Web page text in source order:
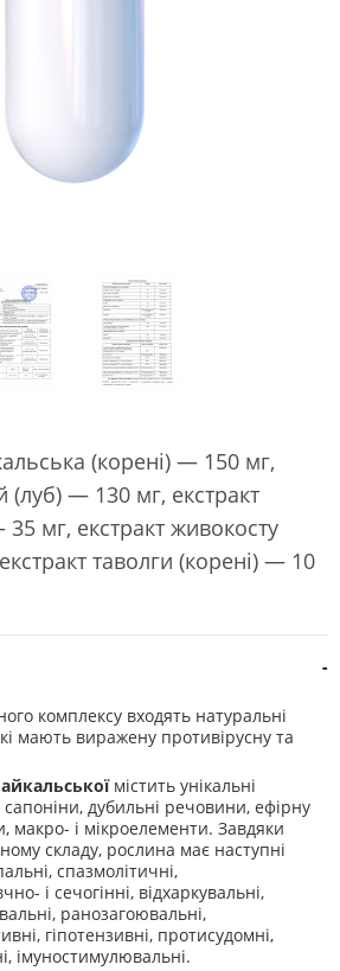
(корені) — 150 мг,
(луб) — 130 мг, екстракт
мг, екстракт живокосту
таволги (корені) — 10
-
комплексу входять натуральні
мають виражену противірусну та
містить унікальні
сапоніни, дубильні речовини, ефірну
макро- і мікроелементи. Завдяки
складу, рослина має наступні
спазмолітичні,
і сечогінні, відхаркувальні,
ранозагоювальні,
гіпотензивні, протисудомні,
імуностимулювальні.